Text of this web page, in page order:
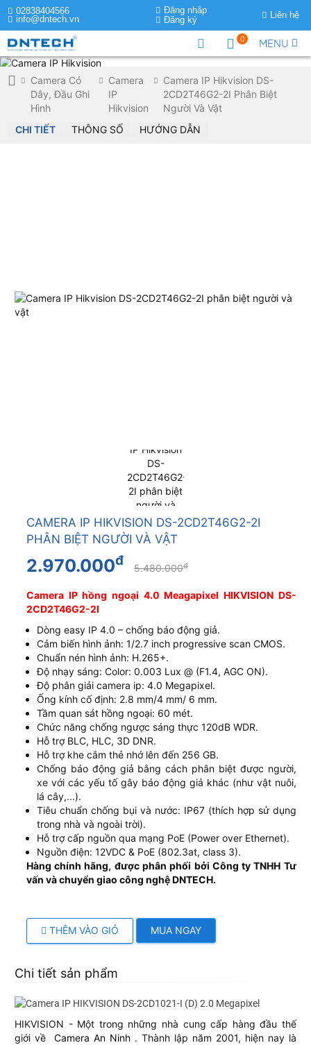
02838404566
info@dntech.vn
Đăng nhập
Đăng ký
Liên hệ
MENU
0
Camera Có
Dây, Đầu Ghi
Hình
Camera
IP
Hikvision
Camera IP Hikvision DS-
2CD2T46G2-2I Phân Biệt
Người Và Vật
CHI TIẾT
THÔNG SỐ HƯỚNG DẪN
CAMERA IP HIKVISION DS-2CD2T46G2-2I
PHÂN BIỆT NGƯỜI VÀ VẬT
2.970.000đ 5.480.000đ
Camera IP hồng ngoại 4.0 Meagapixel HIKVISION DS-
2CD2T46G2-2I
Dòng easy IP 4.0 – chống báo động giả.
Cảm biến hình ảnh: 1/2.7 inch progressive scan CMOS.
Chuẩn nén hình ảnh: H.265+.
Độ nhạy sáng: Color: 0.003 Lux @ (F1.4, AGC ON).
Độ phân giải camera ip: 4.0 Megapixel.
Ống kính cố định: 2.8 mm/4 mm/ 6 mm.
Tầm quan sát hồng ngoại: 60 mét.
Chức năng chống ngược sáng thực 120dB WDR.
Hỗ trợ BLC, HLC, 3D DNR.
Hỗ trợ khe cắm thẻ nhớ lên đến 256 GB.
Chống báo động giả bằng cách phân biệt được người,
xe với các yếu tố gây báo động giả khác (như vật nuôi,
lá cây,...).
Tiêu chuẩn chống bụi và nước: IP67 (thích hợp sử dụng
trong nhà và ngoài trời).
Hỗ trợ cấp nguồn qua mạng PoE (Power over Ethernet).
Nguồn điện: 12VDC & PoE (802.3at, class 3).
Hàng chính hãng, được phân phối bởi Công ty TNHH Tư
vấn và chuyển giao công nghệ DNTECH.
THÊM VÀO GIỎ MUA NGAY
Chi tiết sản phẩm
HIKVISION - Một trong những nhà cung cấp hàng đầu thế
giới vềCamera An Ninh . Thành lập năm 2001, hiện nay là